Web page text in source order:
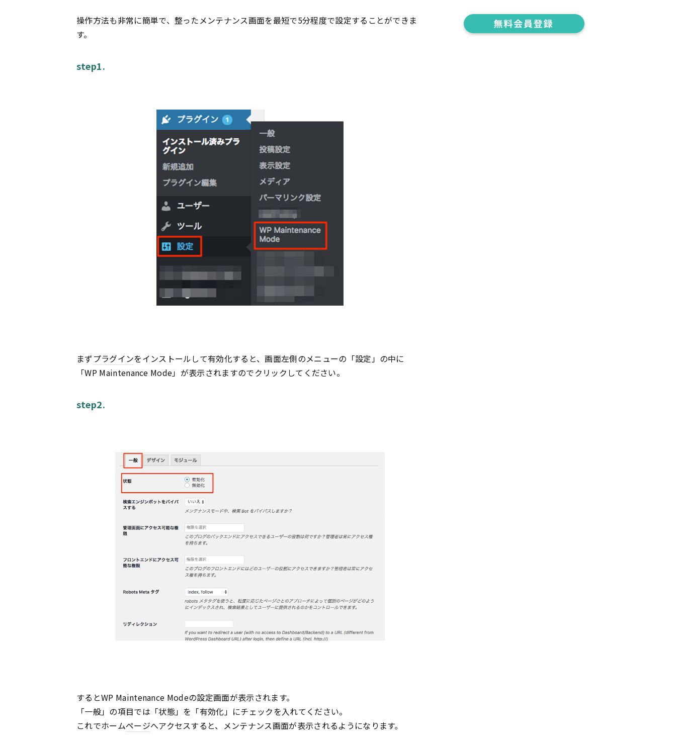
操作方法も非常に簡単で、整ったメンテナンス画面を最短で5分程度で設定することができま
す。
step1.
まずプラグインをインストールして有効化すると、画面左側のメニューの「設定」の中に
「WP Maintenance Mode」が表示されますのでクリックしてください。
step2.
するとWP Maintenance Modeの設定画面が表示されます。
「一般」の項目では「状態」を「有効化」にチェックを入れてください。
これでホームページへアクセスすると、メンテナンス画面が表示されるようになります。